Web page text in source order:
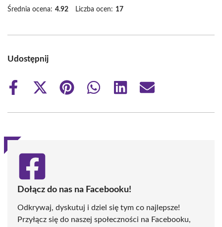
Średnia ocena: 4.92 Liczba ocen: 17
Udostępnij
Share
Share
(Twitter)
Share
Share
Share
Share
Dołącz do nas na Facebooku!
Odkrywaj, dyskutuj i dziel się tym co najlepsze!
Przyłącz się do naszej społeczności na Facebooku,